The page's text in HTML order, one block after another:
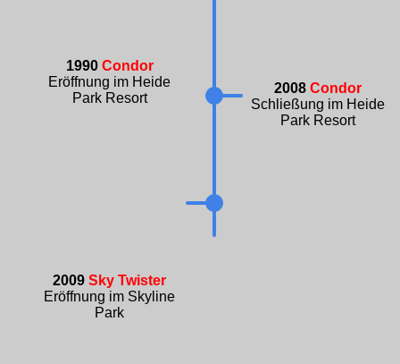
1990 Condor
Eröffnung im Heide
Park Resort
2008Condor
Schließung im Heide
Park Resort
2009Sky Twister
Eröffnung im Skyline
Park